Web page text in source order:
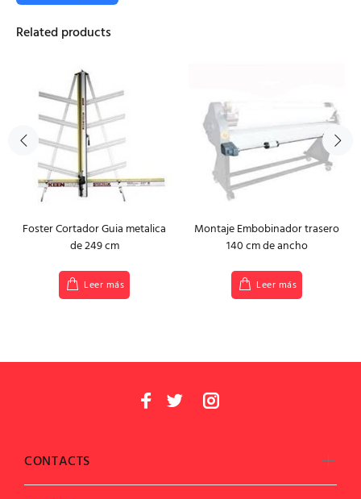
Related products
Foster Cortador Guia metalica
de 249 cm
Leer más
Montaje Embobinador trasero
140 cm de ancho
Leer más
CONTACTS